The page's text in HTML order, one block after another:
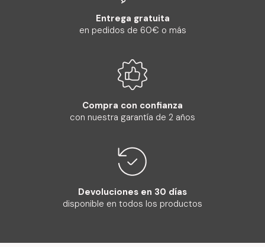
Entrega gratuita
en pedidos de 60€ o más
Compra con confianza
con nuestra garantía de 2 años
Devoluciones en 30 días
disponible en todos los productos